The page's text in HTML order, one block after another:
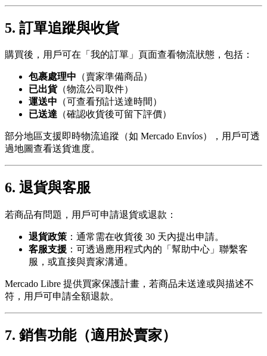
5. 訂單追蹤與收貨
購買後，用戶可在「我的訂單」頁面查看物流狀態，包括：
包裹處理中 （賣家準備商品）
已出貨（物流公司取件）
運送中 （可查看預計送達時間）
已送達 （確認收貨後可留下評價）
部分地區支援即時物流追蹤（如 Mercado Envíos），用戶可透
過地圖查看送貨進度。
6. 退貨與客服
若商品有問題，用戶可申請退貨或退款：
退貨政策 ：通常需在收貨後 30 天內提出申請。
客服支援 ：可透過應用程式內的「幫助中心」聯繫客
服，或直接與賣家溝通。
Mercado Libre 提供買家保護計畫，若商品未送達或與描述不
符，用戶可申請全額退款。
7. 銷售功能（適用於賣家）